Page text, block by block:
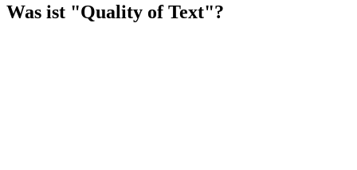
Was ist "Quality of Text"?